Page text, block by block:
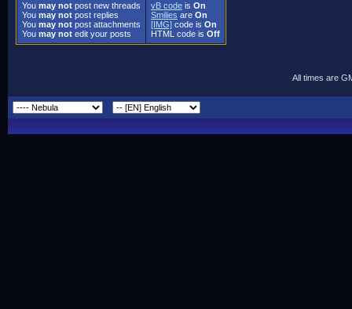
You may not post new threads
You may not post replies
You may not post attachments
You may not edit your posts
vB code is On
Smilies are On
[IMG] code is On
HTML code is Off
All times are